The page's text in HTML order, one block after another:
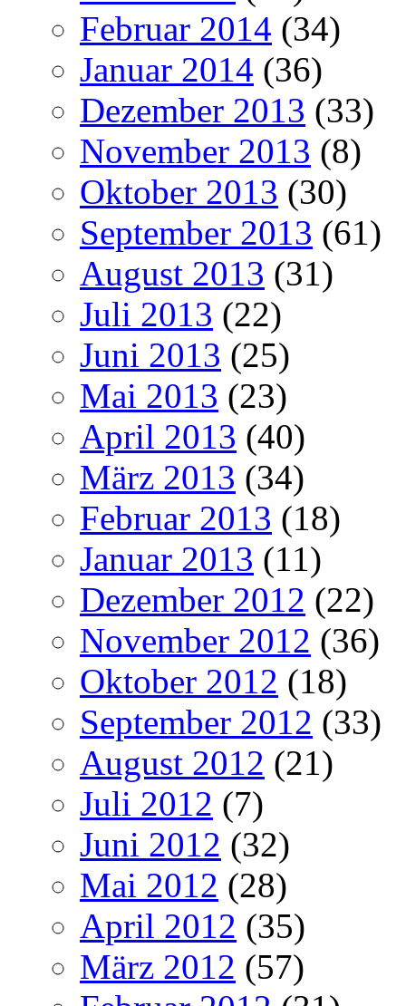
Februar 2014 (34)
Januar 2014 (36)
Dezember 2013 (33)
November 2013 (8)
Oktober 2013 (30)
September 2013 (61)
August 2013 (31)
Juli 2013 (22)
Juni 2013 (25)
Mai 2013 (23)
April 2013 (40)
März 2013 (34)
Februar 2013 (18)
Januar 2013 (11)
Dezember 2012 (22)
November 2012 (36)
Oktober 2012 (18)
September 2012 (33)
August 2012 (21)
Juli 2012 (7)
Juni 2012 (32)
Mai 2012 (28)
April 2012 (35)
März 2012 (57)